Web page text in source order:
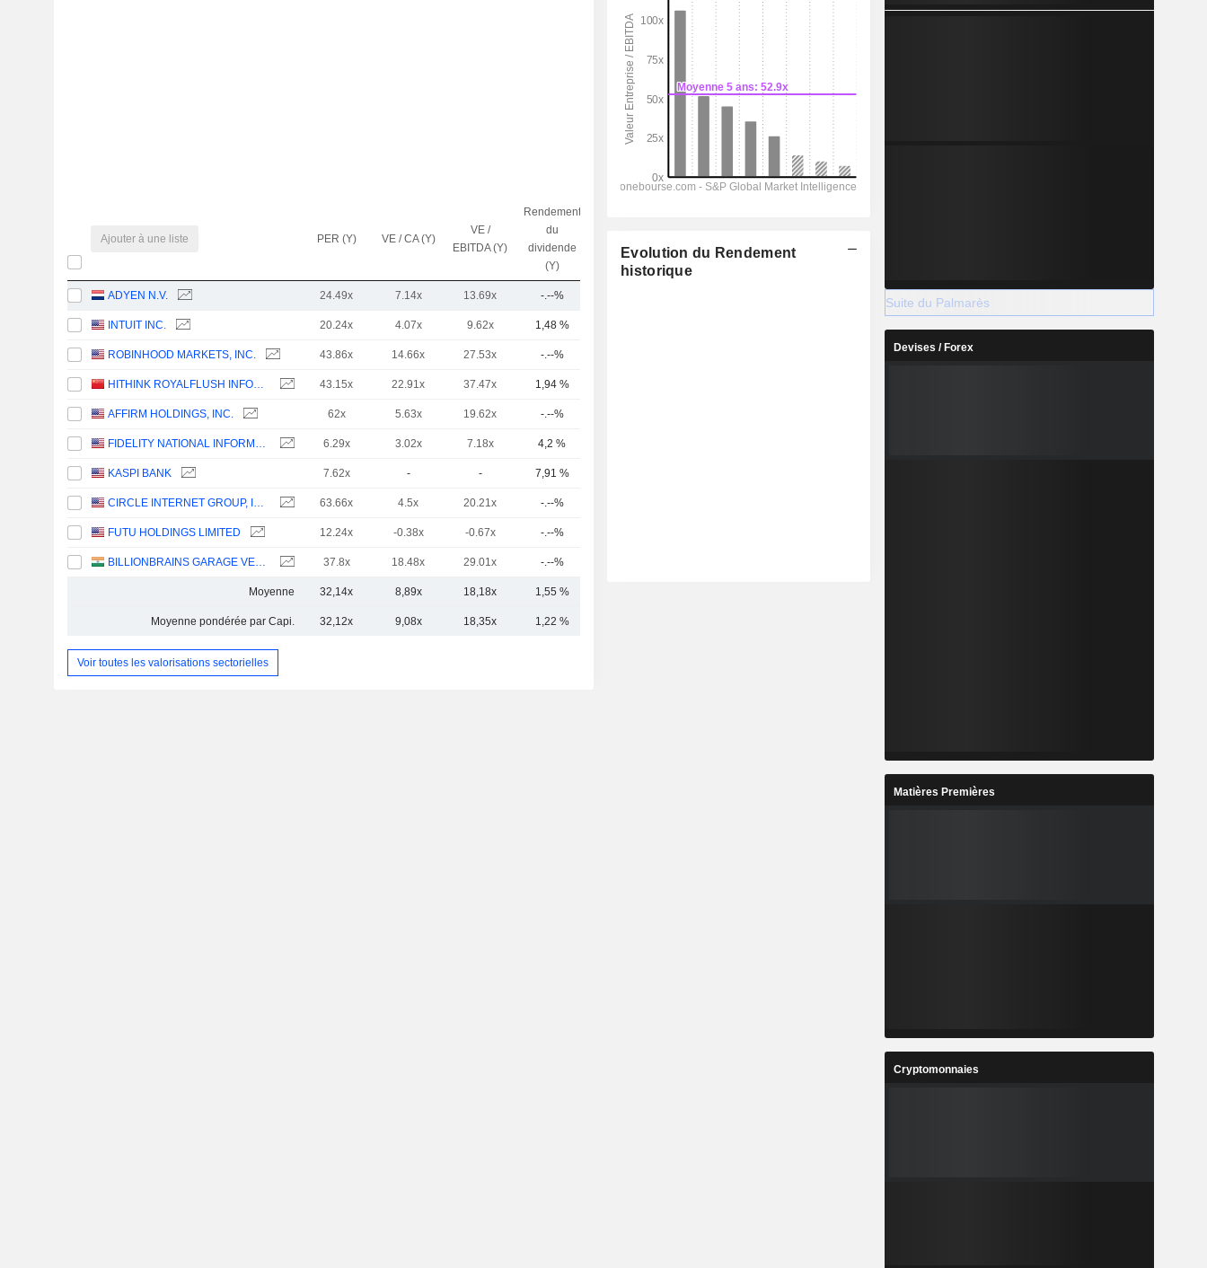
Ajouter à une liste PER (Y) VE / CA (Y)
VE /
EBITDA (Y)
Rendement
du
dividende
(Y)
ADYEN N.V. 24.49x 7.14x 13.69x -.--%
INTUIT INC. 20.24x 4.07x 9.62x 1,48 %
ROBINHOOD MARKETS, INC. 43.86x 14.66x 27.53x -.--%
HITHINK ROYALFLUSH INFORMATION NETWORK CO., LTD. 43.15x 22.91x 37.47x 1,94 %
AFFIRM HOLDINGS, INC. 62x 5.63x 19.62x -.--%
FIDELITY NATIONAL INFORMATION SERVICES, INC. 6.29x 3.02x 7.18x 4,2 %
KASPI BANK 7.62x - - 7,91 %
CIRCLE INTERNET GROUP, INC. 63.66x 4.5x 20.21x -.--%
FUTU HOLDINGS LIMITED 12.24x -0.38x -0.67x -.--%
BILLIONBRAINS GARAGE VENTURES LIMITED 37.8x 18.48x 29.01x -.--%
Moyenne 32,14x 8,89x 18,18x 1,55 %
Moyenne pondérée par Capi. 32,12x 9,08x 18,35x 1,22 %
Voir toutes les valorisations sectorielles
Evolution du Rendement
historique
Suite du Palmarès
Devises / Forex
Matières Premières
Cryptomonnaies